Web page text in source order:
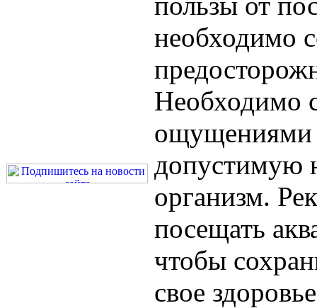
необходимо
Необходимо
ощущениями
допустимую
организм.
посещать
чтобы
свое